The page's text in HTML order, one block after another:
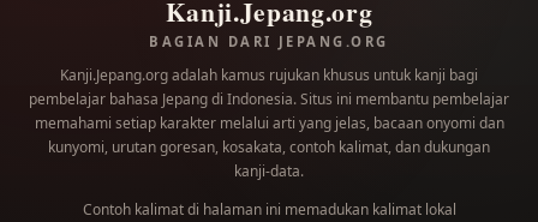
Kanji.Jepang.org
BAGIAN DARI JEPANG.ORG
Kanji.Jepang.org adalah kamus rujukan khusus untuk kanji bagi
pembelajar bahasa Jepang di Indonesia. Situs ini membantu pembelajar
memahami setiap karakter melalui arti yang jelas, bacaan onyomi dan
kunyomi, urutan goresan, kosakata, contoh kalimat, dan dukungan
kanji-data.
Contoh kalimat di halaman ini memadukan kalimat lokal